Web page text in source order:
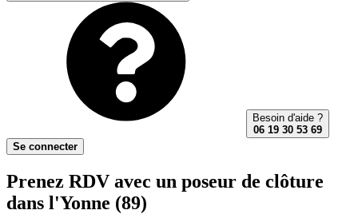
Besoin d'aide ?
06 19 30 53 69
Se connecter
Prenez RDV avec un poseur de clôture
dans l'Yonne (89)